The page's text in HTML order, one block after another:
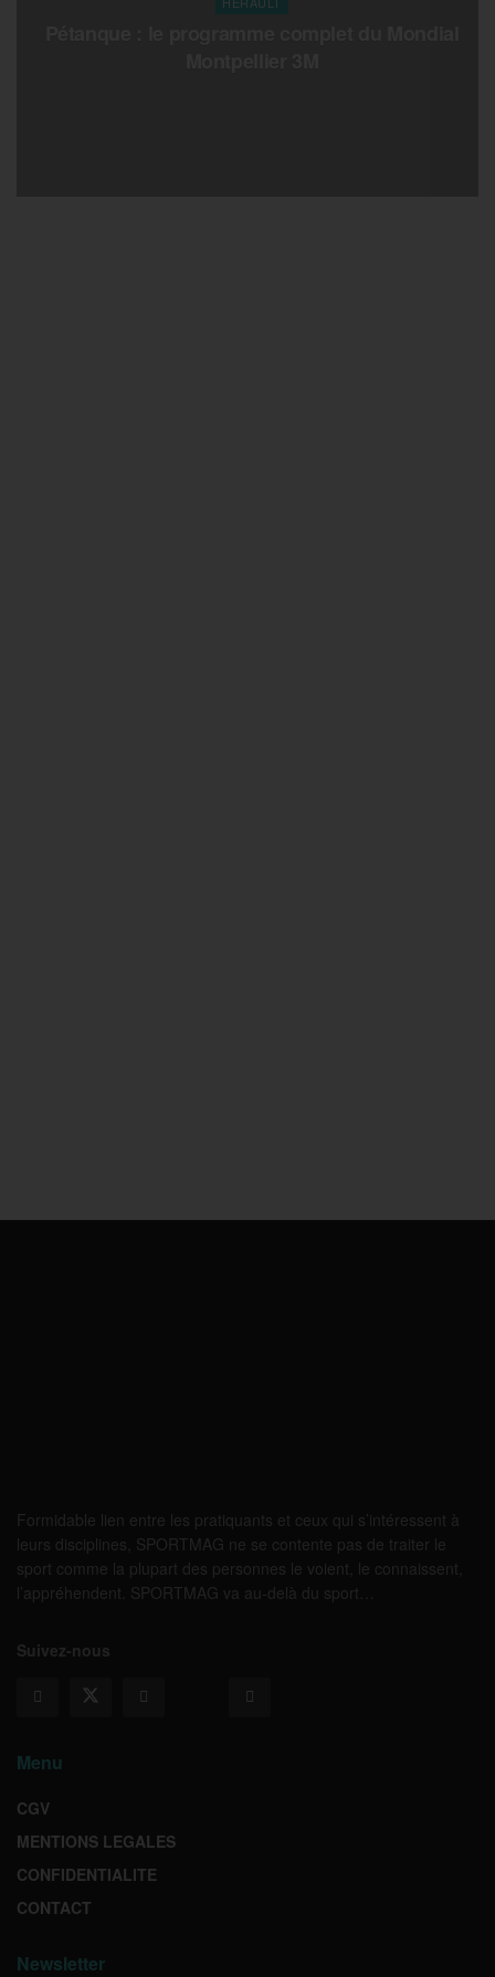
Formidable lien entre les pratiquants et ceux qui s’intéressent à
leurs disciplines, SPORTMAG ne se contente pas de traiter le
sport comme la plupart des personnes le voient, le connaissent,
l’appréhendent. SPORTMAG va au-delà du sport…
Suivez-nous
Menu
CGV
MENTIONS LEGALES
CONFIDENTIALITE
CONTACT
Newsletter